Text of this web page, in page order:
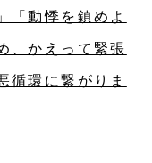
「動悸を鎮めよ
、かえって緊張
循環に繋がりま